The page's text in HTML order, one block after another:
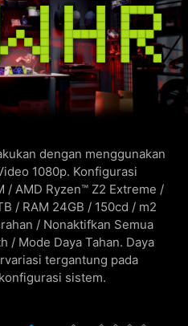
dengan menggunakan
1080p. Konfigurasi
/ AMD Ryzen™ Z2 Extreme /
/ RAM 24GB / 150cd / m2
/ Nonaktifkan Semua
/ Mode Daya Tahan. Daya
tergantung pada
sistem.